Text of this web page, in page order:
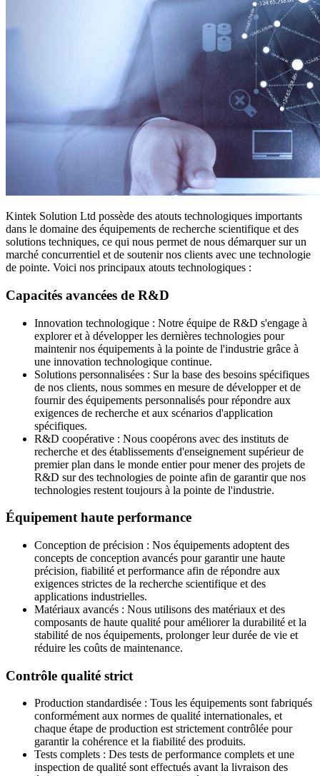
Kintek Solution Ltd possède des atouts technologiques importants
dans le domaine des équipements de recherche scientifique et des
solutions techniques, ce qui nous permet de nous démarquer sur un
marché concurrentiel et de soutenir nos clients avec une technologie
de pointe. Voici nos principaux atouts technologiques :
Capacités avancées de R&D
Innovation technologique : Notre équipe de R&D s'engage à
explorer et à développer les dernières technologies pour
maintenir nos équipements à la pointe de l'industrie grâce à
une innovation technologique continue.
Solutions personnalisées : Sur la base des besoins spécifiques
de nos clients, nous sommes en mesure de développer et de
fournir des équipements personnalisés pour répondre aux
exigences de recherche et aux scénarios d'application
spécifiques.
R&D coopérative : Nous coopérons avec des instituts de
recherche et des établissements d'enseignement supérieur de
premier plan dans le monde entier pour mener des projets de
R&D sur des technologies de pointe afin de garantir que nos
technologies restent toujours à la pointe de l'industrie.
Équipement haute performance
Conception de précision : Nos équipements adoptent des
concepts de conception avancés pour garantir une haute
précision, fiabilité et performance afin de répondre aux
exigences strictes de la recherche scientifique et des
applications industrielles.
Matériaux avancés : Nous utilisons des matériaux et des
composants de haute qualité pour améliorer la durabilité et la
stabilité de nos équipements, prolonger leur durée de vie et
réduire les coûts de maintenance.
Contrôle qualité strict
Production standardisée : Tous les équipements sont fabriqués
conformément aux normes de qualité internationales, et
chaque étape de production est strictement contrôlée pour
garantir la cohérence et la fiabilité des produits.
Tests complets : Des tests de performance complets et une
inspection de qualité sont effectués avant la livraison des